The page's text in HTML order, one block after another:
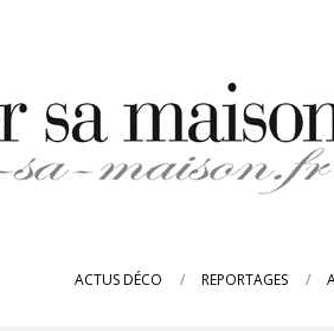
ACTUS DÉCO REPORTAGES